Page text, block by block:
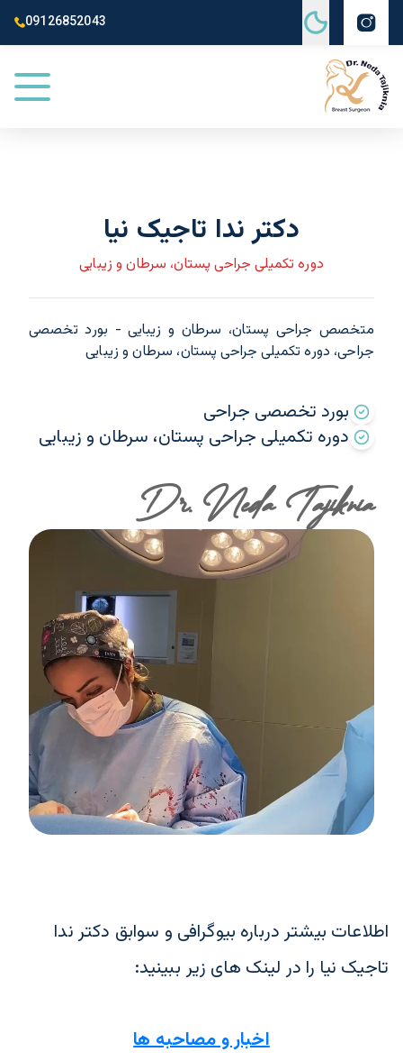
09126852043
دکتر ندا تاجیک نیا
دوره تکمیلی جراحی پستان، سرطان و زیبایی
متخصص جراحی پستان، سرطان و زیبایی - بورد تخصصی
جراحی، دوره تکمیلی جراحی پستان، سرطان و زیبایی
بورد تخصصی جراحی
دوره تکمیلی جراحی پستان، سرطان و زیبایی
Dr. Neda Tajiknia
تاجیک نیا را در لینک های زیر ببینید:
اخبار و مصاحبه ها